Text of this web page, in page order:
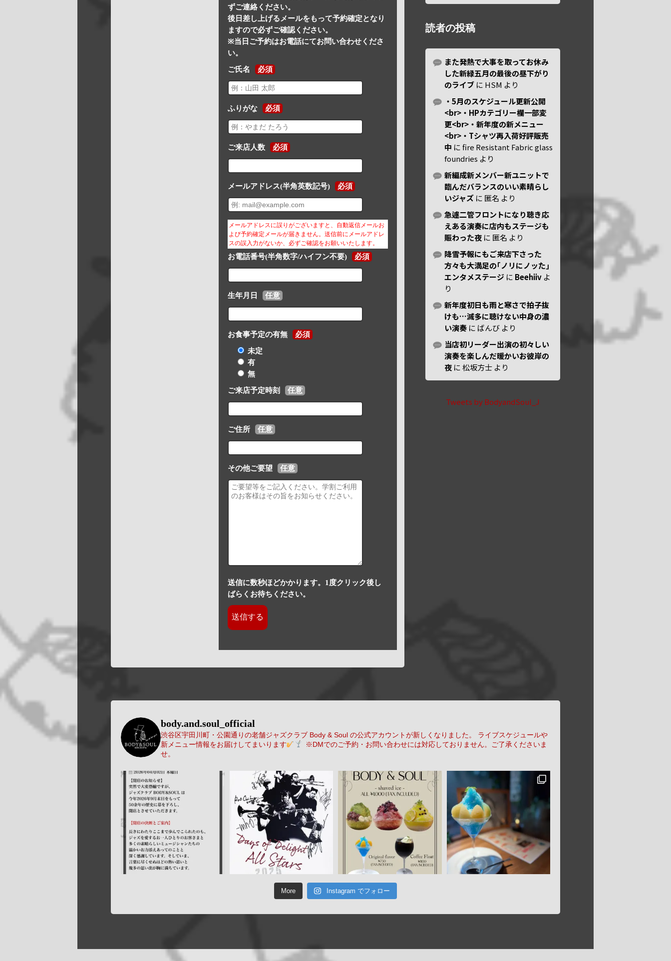
ずご連絡ください。
後日差し上げるメールをもって予約確定となり
ますので必ずご確認ください。
※当日ご予約はお電話にてお問い合わせくださ
い。
ご氏名 必須
ふりがな 必須
ご来店人数 必須
メールアドレス(半角英数記号) 必須
メールアドレスに誤りがございますと、自動返信メールお
よび予約確定メールが届きません。送信前にメールアドレ
スの誤入力がないか、必ずご確認をお願いいたします。
お電話番号(半角数字/ハイフン不要) 必須
生年月日 任意
お食事予定の有無 必須
未定
有
無
ご来店予定時刻 任意
ご住所 任意
その他ご要望 任意
送信に数秒ほどかかります。1度クリック後し
ばらくお待ちください。
読者の投稿
また発熱で大事を取ってお休み
した新緑五月の最後の昼下がり
のライブ に HSM より
・5月のスケジュール更新公開
<br>・HPカテゴリー欄一部変
更<br>・新年度の新メニュー
<br>・Tシャツ再入荷好評販売
中 にfire Resistant Fabric glass
foundries より
新編成新メンバー新ユニットで
臨んだバランスのいい素晴らし
いジャズ に 匿名 より
急遽二管フロントになり聴き応
えある演奏に店内もステージも
賑わった夜 に 匿名 より
降雪予報にもご来店下さった
方々も大満足の｢ノリにノッた｣
エンタメステージ に Beehiiv よ
り
新年度初日も雨と寒さで拍子抜
けも…滅多に聴けない中身の濃
い演奏 に ばんび より
当店初リーダー出演の初々しい
演奏を楽しんだ暖かいお彼岸の
夜 に松坂方士 より
Tweets by BodyandSoul_J
body.and.soul_official
渋谷区宇田川町・公園通りの老舗ジャズクラブ Body & Soul の公式アカウントが新しくなりました。
ライブスケジュールや
新メニュー情報をお届けしてまいります
※DMでのご予約・お問い合わせには対応しておりません。ご了承くださいま
せ。
More Instagram でフォロー